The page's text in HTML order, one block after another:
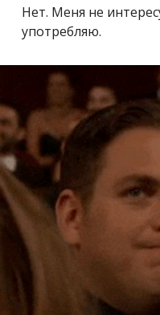
Нет. Меня не
употребляю.